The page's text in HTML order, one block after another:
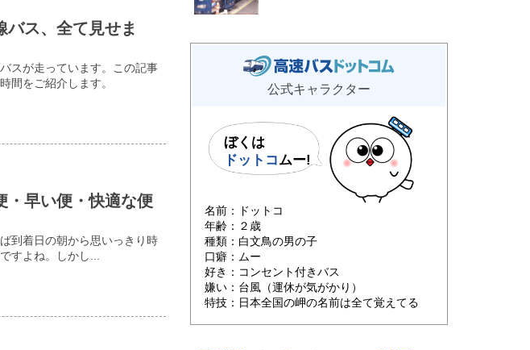
バス、全て見せま
スが走っています。この記事
間をご紹介します。
・早い便・快適な便
到着日の朝から思いっきり時
すよね。しかし...
公式キャラクター
ぼくは
ドットコムー!
名前：ドットコ
年齢：２歳
種類：白文鳥の男の子
口癖：ムー
好き：コンセント付きバス
嫌い：台風（運休が気がかり）
特技：日本全国の岬の名前は全て覚えてる